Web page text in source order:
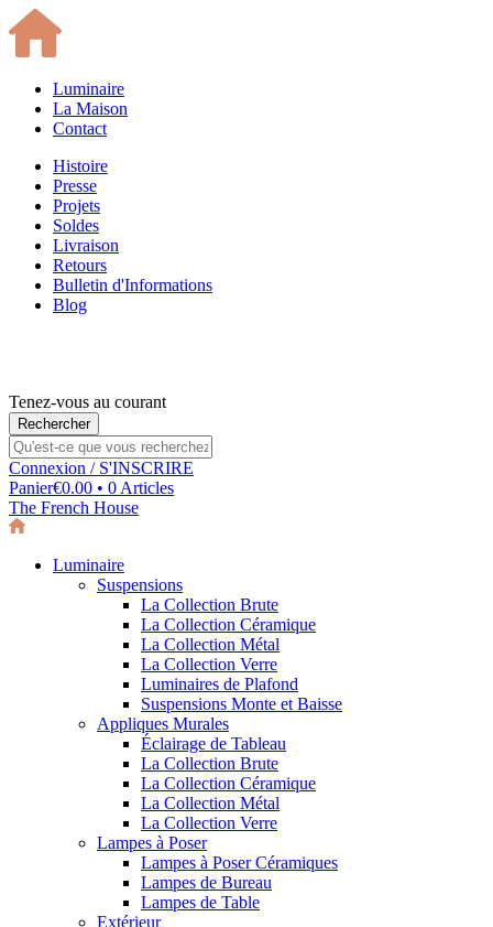
Luminaire
La Maison
Contact
Histoire
Presse
Projets
Soldes
Livraison
Retours
Bulletin d'Informations
Blog
Tenez-vous au courant
Connexion / S'INSCRIRE
Panier€0.00 • 0 Articles
The French House
Luminaire
Suspensions
La Collection Brute
La Collection Céramique
La Collection Métal
La Collection Verre
Luminaires de Plafond
Suspensions Monte et Baisse
Appliques Murales
Éclairage de Tableau
La Collection Brute
La Collection Céramique
La Collection Métal
La Collection Verre
Lampes à Poser
Lampes à Poser Céramiques
Lampes de Bureau
Lampes de Table
Extérieur